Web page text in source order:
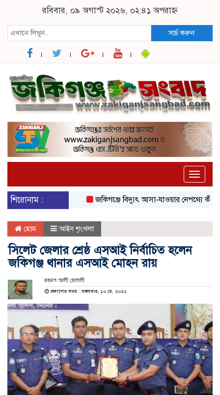
রবিবার, ০৯ অগাস্ট ২০২৬, ০২:৪১ অপরাহ্ন
সার্চ করুন
Toggle
শিরোনাম :
জকিগঞ্জে বিদ্যুৎ আসা-যাওয়ার নেপথ্যে কী,
হোম আইন শৃংখলা
সিলেট জেলার শ্রেষ্ঠ এসআই নির্বাচিত হলেন
জকিগঞ্জ থানার এসআই মোহন রায়
রহমত আলী হেলালী
প্রকাশের সময় : মঙ্গলবার, ১০ মে, ২০২২